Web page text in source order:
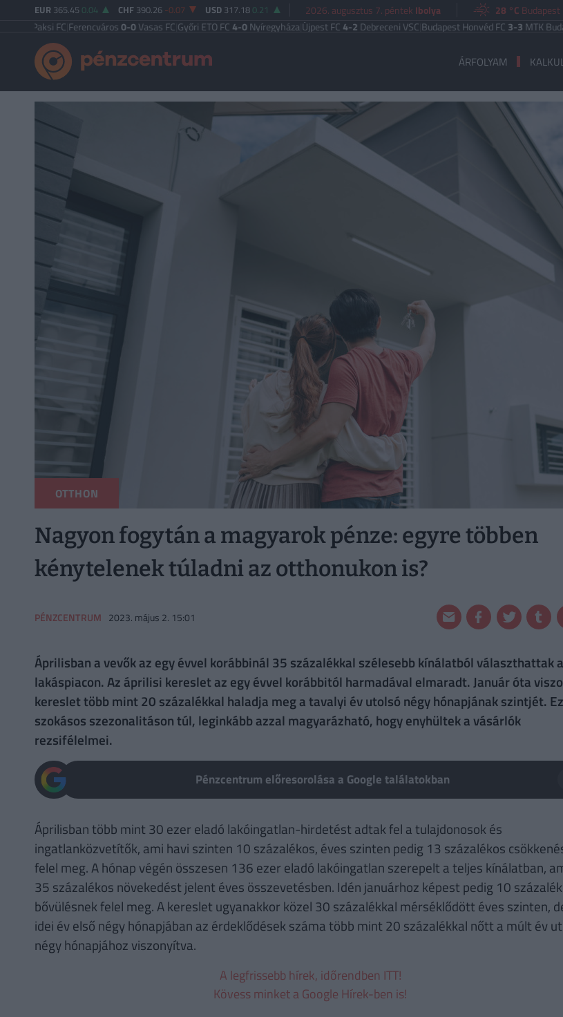
EUR 365.45 0.04 CHF 390.26 -0.07 USD 317.18 0.21 2026. augusztus 7. péntek Ibolya 28 °C Budapest
Ferencváros0-0Vasas FC|Győri ETO FC4-0Nyíregyháza|Újpest FC4-2Debreceni VSC|Budapest Honvéd FC3-3MTK Budapest
ÁRFOLYAM
OTTHON
Nagyon fogytán a magyarok pénze: egyre többen
kénytelenek túladni az otthonukon is?
PÉNZCENTRUM 2023. május 2. 15:01
Áprilisban a vevők az egy évvel korábbinál 35 százalékkal szélesebb kínálatból választhattak a
lakáspiacon. Az áprilisi kereslet az egy évvel korábbitól harmadával elmaradt. Január óta
kereslet több mint 20 százalékkal haladja meg a tavalyi év utolsó négy hónapjának szintjét.
szokásos szezonalitáson túl, leginkább azzal magyarázható, hogy enyhültek a vásárlók
rezsifélelmei.
Pénzcentrum előresorolása a Google találatokban
Áprilisban több mint 30 ezer eladó lakóingatlan-hirdetést adtak fel a tulajdonosok és
ingatlanközvetítők, ami havi szinten 10 százalékos, éves szinten pedig 13 százalékos
felel meg. A hónap végén összesen 136 ezer eladó lakóingatlan szerepelt a teljes kínálatban,
35 százalékos növekedést jelent éves összevetésben. Idén januárhoz képest pedig 10
bővülésnek felel meg. A kereslet ugyanakkor közel 30 százalékkal mérséklődött éves szinten,
idei év első négy hónapjában az érdeklődések száma több mint 20 százalékkal nőtt a múlt év
négy hónapjához viszonyítva.
A legfrissebb hírek, időrendben ITT!
Kövess minket a Google Hírek-ben is!